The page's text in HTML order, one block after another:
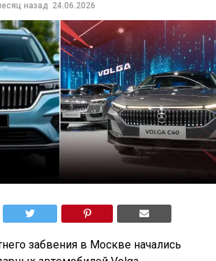
назад 24.06.2026
забвения в Москве начались